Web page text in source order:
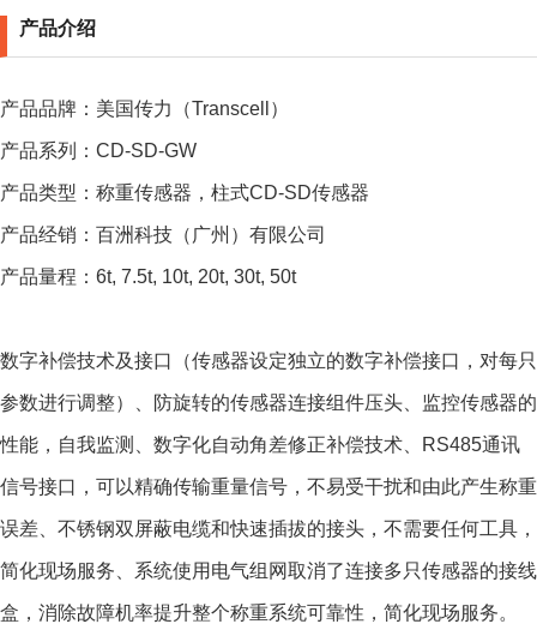
产品介绍
产品品牌：美国传力（Transcell）
产品系列：CD-SD-GW
产品类型：称重传感器，柱式CD-SD传感器
产品经销：百洲科技（广州）有限公司
产品量程：6t, 7.5t, 10t, 20t, 30t, 50t
数字补偿技术及接口（传感器设定独立的数字补偿接口，对每只
参数进行调整）、防旋转的传感器连接组件压头、监控传感器的
性能，自我监测、数字化自动角差修正补偿技术、RS485通讯
信号接口，可以精确传输重量信号，不易受干扰和由此产生称重
误差、不锈钢双屏蔽电缆和快速插拔的接头，不需要任何工具，
简化现场服务、系统使用电气组网取消了连接多只传感器的接线
盒，消除故障机率提升整个称重系统可靠性，简化现场服务。